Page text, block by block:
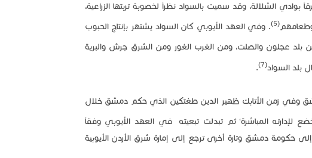
الشلالة، وقد سميت بالسواد نظراً لخصوبة تربتها الزراعية،
(5) . وفي العهد الأيوبي كان السواد يشتهر بإنتاج الحبوب
بلد عجلون والصلت، ومن الغرب الغور ومن الشرق جرش والبرية
بلد السواد(7)
.
وفي زمن الأتابك ظهير الدين طغتكين الذي حكم دمشق خلال
، ثم تبدلت تبعيته في العهد الأيوبي وفقاً
إلى حكومة دمشق وتارة أخرى ترجع إلى إمارة شرق الأردن الأيوبية